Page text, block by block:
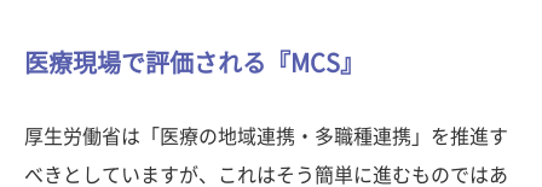
医療現場で評価される『MCS』
厚生労働省は「医療の地域連携・多職種連携」を推進す
べきとしていますが、これはそう簡単に進むものではあ